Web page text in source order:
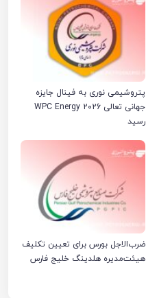
پتروشیمی نوری به فینال جایزه
جهانی تعالی WPC Energy 2026
رسید
ضرب‌الاجل بورس برای تعیین تکلیف
هیئت‌مدیره هلدینگ خلیج فارس